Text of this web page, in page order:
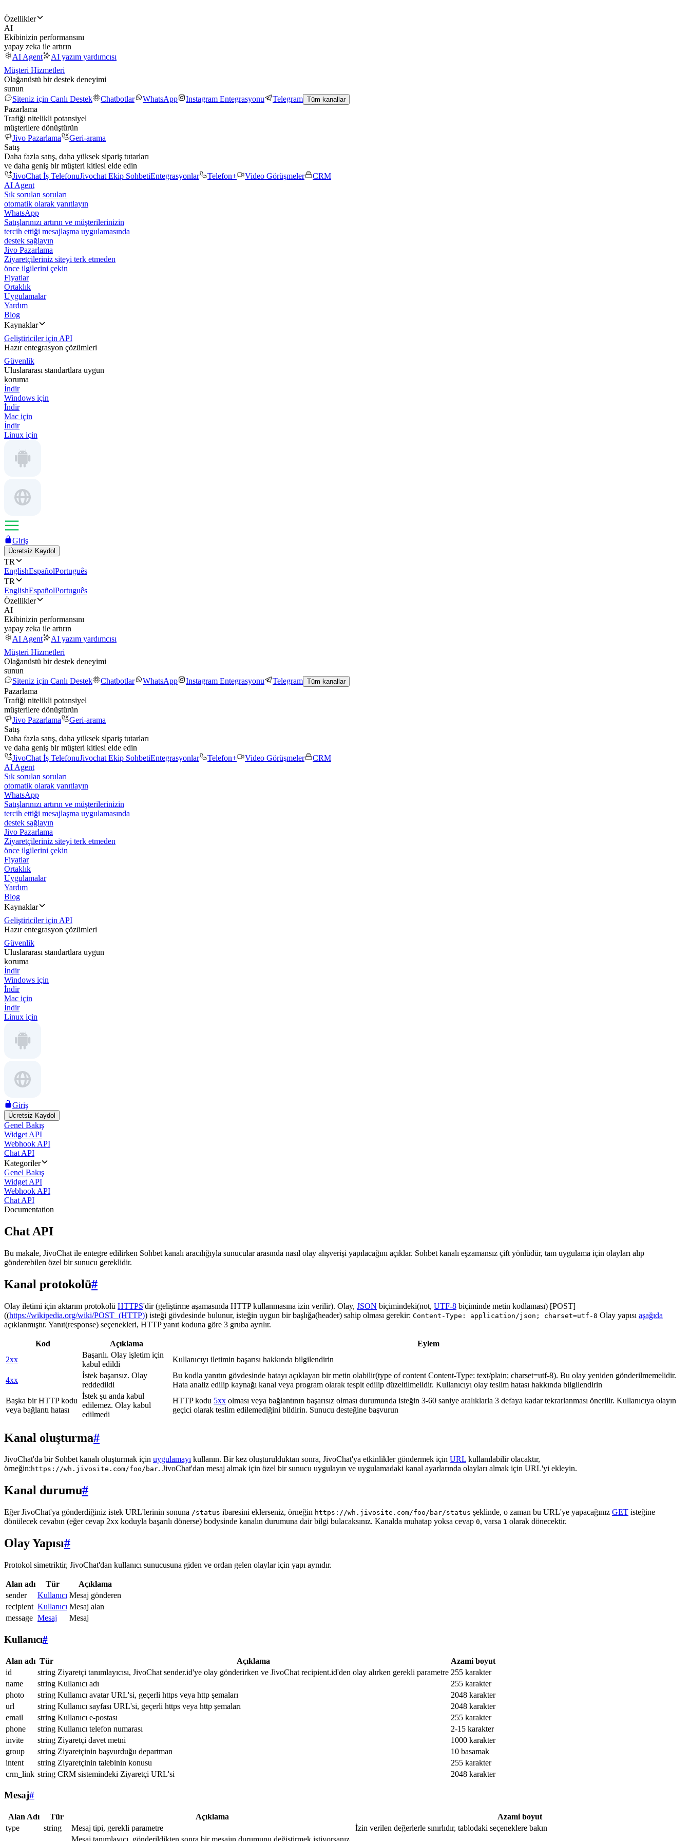
Özellikler
AI
Ekibinizin performansını
yapay zeka ile artırın
AI Agent
AI yazım yardımcısı
Müşteri Hizmetleri
Olağanüstü bir destek deneyimi
sunun
Siteniz için Canlı Destek
Chatbotlar WhatsApp Instagram Entegrasyonu Telegram Tüm kanallar
Pazarlama
Trafiği nitelikli potansiyel
müşterilere dönüştürün
Jivo Pazarlama
Geri-arama
Satış
Daha fazla satış, daha yüksek sipariş tutarları
ve daha geniş bir müşteri kitlesi elde edin
JivoChat İş TelefonuJivochat Ekip SohbetiEntegrasyonlar Telefon+ Video Görüşmeler
CRM
AI Agent
Sık sorulan soruları
otomatik olarak yanıtlayın
WhatsApp
Satışlarınızı artırın ve müşterilerinizin
tercih ettiği mesajlaşma uygulamasında
destek sağlayın
Jivo Pazarlama
Ziyaretçileriniz siteyi terk etmeden
önce ilgilerini çekin
Fiyatlar
Ortaklık
Uygulamalar
Yardım
Blog
Kaynaklar
Geliştiriciler için API
Hazır entegrasyon çözümleri
Güvenlik
Uluslararası standartlara uygun
koruma
İndir
Windows için
İndir
Mac için
İndir
Linux için
Giriş
Ücretsiz Kaydol
TR
EnglishEspañolPortuguês
TR
EnglishEspañolPortuguês
Özellikler
AI
Ekibinizin performansını
yapay zeka ile artırın
AI Agent
AI yazım yardımcısı
Müşteri Hizmetleri
Olağanüstü bir destek deneyimi
sunun
Siteniz için Canlı Destek
Chatbotlar WhatsApp Instagram Entegrasyonu Telegram Tüm kanallar
Pazarlama
Trafiği nitelikli potansiyel
müşterilere dönüştürün
Jivo Pazarlama
Geri-arama
Satış
Daha fazla satış, daha yüksek sipariş tutarları
ve daha geniş bir müşteri kitlesi elde edin
JivoChat İş TelefonuJivochat Ekip SohbetiEntegrasyonlar Telefon+ Video Görüşmeler
CRM
AI Agent
Sık sorulan soruları
otomatik olarak yanıtlayın
WhatsApp
Satışlarınızı artırın ve müşterilerinizin
tercih ettiği mesajlaşma uygulamasında
destek sağlayın
Jivo Pazarlama
Ziyaretçileriniz siteyi terk etmeden
önce ilgilerini çekin
Fiyatlar
Ortaklık
Uygulamalar
Yardım
Blog
Kaynaklar
Geliştiriciler için API
Hazır entegrasyon çözümleri
Güvenlik
Uluslararası standartlara uygun
koruma
İndir
Windows için
İndir
Mac için
İndir
Linux için
Giriş
Ücretsiz Kaydol
Genel Bakış
Widget API
Webhook API
Chat API
Kategoriler
Genel Bakış
Widget API
Webhook API
Chat API
Documentation
Chat API
Bu makale, JivoChat ile entegre edilirken Sohbet kanalı aracılığıyla sunucular arasında nasıl olay alışverişi yapılacağını açıklar. Sohbet kanalı eşzamansız çift yönlüdür, tam uygulama için olayları alıp
gönderebilen özel bir sunucu gereklidir.
Kanal protokolü#
Olay iletimi için aktarım protokolü HTTPS'dir (geliştirme aşamasında HTTP kullanmasına izin verilir). Olay, JSON biçimindeki(not, UTF-8 biçiminde metin kodlaması) [POST]
((https://wikipedia.org/wiki/POST_(HTTP)) isteği gövdesinde bulunur, isteğin uygun bir başlığa(header) sahip olması gerekir: Content-Type: application/json; charset=utf-8 Olay yapısı aşağıda
açıklanmıştır. Yanıt(response) seçenekleri, HTTP yanıt koduna göre 3 gruba ayrılır.
Kod Açıklama
Eylem
2xx
Başarılı. Olay işletim için
kabul edildi
Kullanıcıyı iletimin başarısı hakkında bilgilendirin
4xx
İstek başarısız. Olay
reddedildi
Bu kodla yanıtın gövdesinde hatayı açıklayan bir metin olabilir(type of content Content-Type: text/plain; charset=utf-8). Bu olay yeniden gönderilmemelidir.
Hata analiz edilip kaynağı kanal veya program olarak tespit edilip düzeltilmelidir. Kullanıcıyı olay teslim hatası hakkında bilgilendirin
Başka bir HTTP kodu
veya bağlantı hatası
İstek şu anda kabul
edilemez. Olay kabul
edilmedi
HTTP kodu 5xx olması veya bağlantının başarısız olması durumunda isteğin 3-60 saniye aralıklarla 3 defaya kadar tekrarlanması önerilir. Kullanıcıya olayın
geçici olarak teslim edilemediğini bildirin. Sunucu desteğine başvurun
Kanal oluşturma#
JivoChat'da bir Sohbet kanalı oluşturmak için uygulamayı kullanın. Bir kez oluşturulduktan sonra, JivoChat'ya etkinlikler göndermek için URL kullanılabilir olacaktır,
örneğin: https://wh.jivosite.com/foo/bar. JivoChat'dan mesaj almak için özel bir sunucu uygulayın ve uygulamadaki kanal ayarlarında olayları almak için URL'yi ekleyin.
Kanal durumu#
Eğer JivoChat'ya gönderdiğiniz istek URL'lerinin sonuna /status ibaresini eklerseniz, örneğin https://wh.jivosite.com/foo/bar/status şeklinde, o zaman bu URL'ye yapacağınız GET isteğine
dönülecek cevabın (eğer cevap 2xx koduyla başarılı dönerse) bodysinde kanalın durumuna dair bilgi bulacaksınız. Kanalda muhatap yoksa cevap 0, varsa 1 olarak dönecektir.
Olay Yapısı#
Protokol simetriktir, JivoChat'dan kullanıcı sunucusuna giden ve ordan gelen olaylar için yapı aynıdır.
Alan adı Tür
Açıklama
sender
Kullanıcı Mesaj gönderen
recipient Kullanıcı Mesaj alan
message Mesaj Mesaj
Kullanıcı#
Alan adı Tür Açıklama
Azami boyut
id
string Ziyaretçi tanımlayıcısı, JivoChat sender.id'ye olay gönderirken ve JivoChat recipient.id'den olay alırken gerekli parametre 255 karakter
name
string Kullanıcı adı
255 karakter
photo
string Kullanıcı avatar URL'si, geçerli https veya http şemaları
2048 karakter
url
string Kullanıcı sayfası URL'si, geçerli https veya http şemaları
2048 karakter
email
string Kullanıcı e-postası
255 karakter
phone
string Kullanıcı telefon numarası
2-15 karakter
invite
string Ziyaretçi davet metni
1000 karakter
group
string Ziyaretçinin başvurduğu departman
10 basamak
intent
string Ziyaretçinin talebinin konusu
255 karakter
crm_link string CRM sistemindeki Ziyaretçi URL'si 2048 karakter
Mesaj#
Alan Adı Tür Açıklama
Azami boyut
type
string Mesaj tipi, gerekli parametre
İzin verilen değerlerle sınırlıdır, tablodaki seçeneklere bakın
Mesaj tanımlayıcı, gönderildikten sonra bir mesajın durumunu değiştirmek istiyorsanız